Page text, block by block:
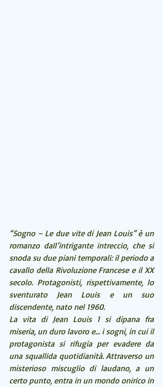
“Sogno – Le due vite di Jean Louis” è un
romanzo dall’intrigante intreccio, che si
snoda su due piani temporali: il periodo a
cavallo della Rivoluzione Francese e il XX
secolo. Protagonisti, rispettivamente, lo
sventurato Jean Louis e un suo
discendente, nato nel 1960.
La vita di Jean Louis 1 si dipana fra
miseria, un duro lavoro e… i sogni, in cui il
protagonista si rifugia per evadere da
una squallida quotidianità. Attraverso un
misterioso miscuglio di laudano, a un
certo punto, entra in un mondo onirico in